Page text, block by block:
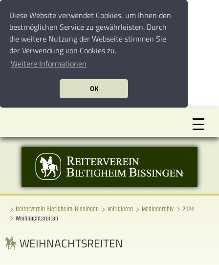
Diese Website verwendet Cookies, um Ihnen den
bestmöglichen Service zu gewährleisten. Durch
die weitere Nutzung der Webseite stimmen Sie
der Verwendung von Cookies zu.
Weitere Informationen
OK
Reiterverein Bietigheim-Bissingen Voltigieren Medienarchiv
2024
Weihnachtsreiten
WEIHNACHTSREITEN